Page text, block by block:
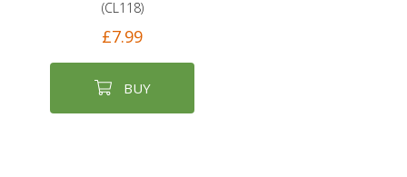
(CL118)
£7.99
BUY